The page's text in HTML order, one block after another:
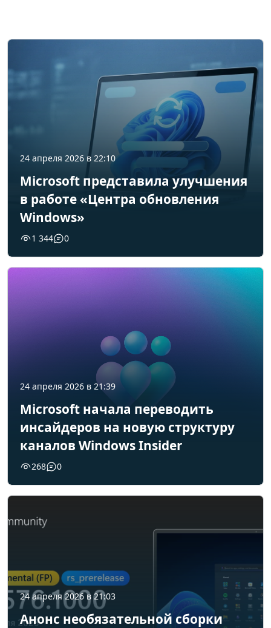
24 апреля 2026 в 22:10
Microsoft представила улучшения
в работе «Центра обновления
Windows»
1 344 0
24 апреля 2026 в 21:39
Microsoft начала переводить
инсайдеров на новую структуру
каналов Windows Insider
268 0
24 апреля 2026 в 21:03
Анонс необязательной сборки